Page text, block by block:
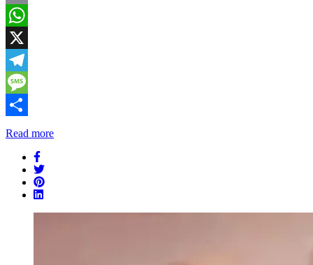
Email
WhatsApp
X
Telegram
Message
Share
Read more